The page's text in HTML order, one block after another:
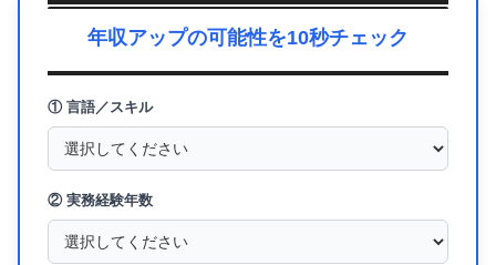
年収アップの可能性を10秒チェック
① 言語／スキル
② 実務経験年数